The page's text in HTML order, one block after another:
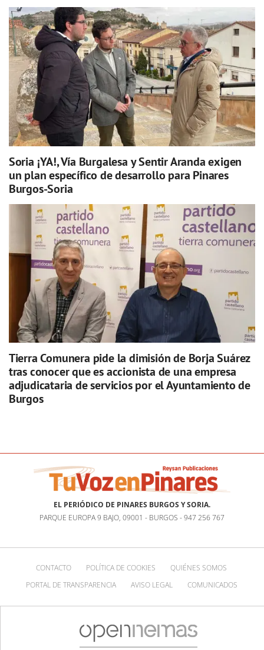
Soria ¡YA!, Vía Burgalesa y Sentir Aranda exigen
un plan específico de desarrollo para Pinares
Burgos-Soria
Tierra Comunera pide la dimisión de Borja Suárez
tras conocer que es accionista de una empresa
adjudicataria de servicios por el Ayuntamiento de
Burgos
EL PERIÓDICO DE PINARES BURGOS Y SORIA.
PARQUE EUROPA 9 BAJO, 09001 - BURGOS - 947 256 767
CONTACTO POLÍTICA DE COOKIES
QUIÉNES SOMOS
PORTAL DE TRANSPARENCIA
AVISO LEGAL COMUNICADOS